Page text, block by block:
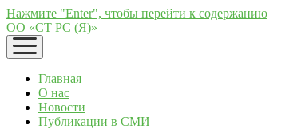
Нажмите "Enter", чтобы перейти к содержанию
ОО «СТ РС (Я)»
открыть
меню
Главная
О нас
Новости
Публикации в СМИ